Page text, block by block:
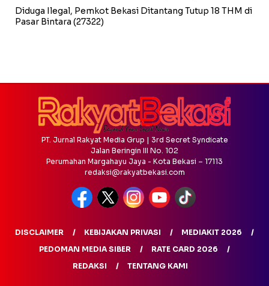
Diduga Ilegal, Pemkot Bekasi Ditantang Tutup 18 THM di
Pasar Bintara (27322)
PT. Jurnal Rakyat Media Grup | 3rd Secret Syndicate
Jalan Beringin III No. 102
Perumahan Margahayu Jaya - Kota Bekasi – 17113
redaksi@rakyatbekasi.com
DISCLAIMER KEBIJAKAN PRIVASI
MEDIAKIT 2026
PEDOMAN MEDIA SIBER
RATE CARD 2026
REDAKSI
TENTANG KAMI